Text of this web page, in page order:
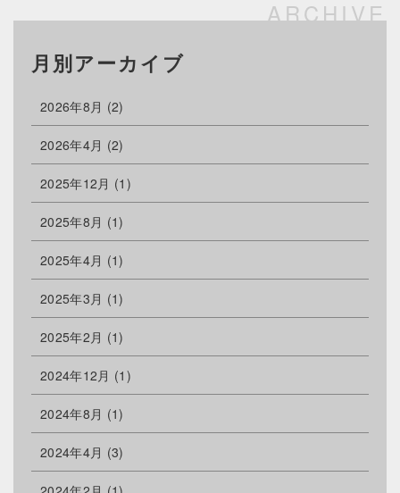
月別アーカイブ
2026年8月 (2)
2026年4月 (2)
2025年12月 (1)
2025年8月 (1)
2025年4月 (1)
2025年3月 (1)
2025年2月 (1)
2024年12月 (1)
2024年8月 (1)
2024年4月 (3)